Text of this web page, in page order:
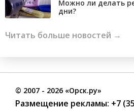
Можно ли делать
дни?
Читать больше новостей →
© 2007 - 2026 «Орск.ру»
Размещение рекламы: +7